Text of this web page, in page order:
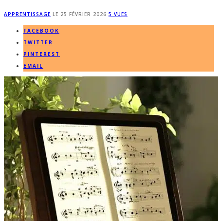
APPRENTISSAGE LE 25 FÉVRIER 2026 5 VUES
FACEBOOK
TWITTER
PINTEREST
EMAIL